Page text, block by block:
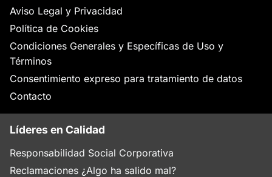
Aviso Legal y Privacidad
Política de Cookies
Condiciones Generales y Específicas de Uso y
Términos
Consentimiento expreso para tratamiento de datos
Contacto
Líderes en Calidad
Responsabilidad Social Corporativa
Reclamaciones ¿Algo ha salido mal?